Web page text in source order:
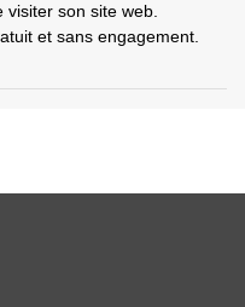
son site web.
et sans engagement.